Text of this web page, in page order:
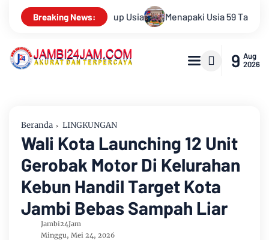
Breaking News:
Usia 59 Tahun, Sinsen Teguhkan Semangat “Sustainably
9 Aug
2026
Beranda LINGKUNGAN
Wali Kota Launching 12 Unit
Gerobak Motor Di Kelurahan
Kebun Handil Target Kota
Jambi Bebas Sampah Liar
Jambi24Jam
Minggu, Mei 24, 2026